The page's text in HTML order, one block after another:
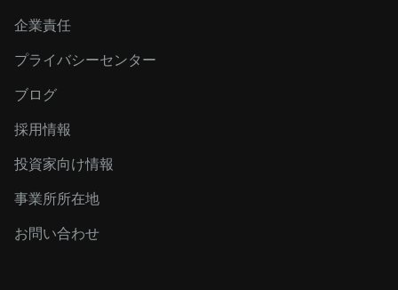
企業責任
プライバシーセンター
ブログ
採用情報
投資家向け情報
事業所所在地
お問い合わせ